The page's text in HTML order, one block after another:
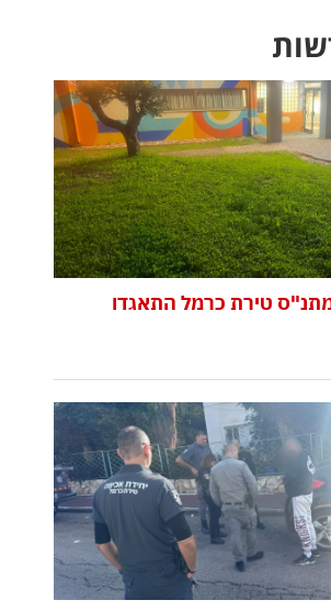
טירת כרמל התאגדו